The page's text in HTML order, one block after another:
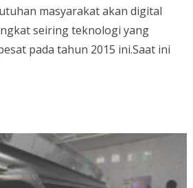
masyarakat akan digital
seiring teknologi yang
pada tahun 2015 ini.Saat ini